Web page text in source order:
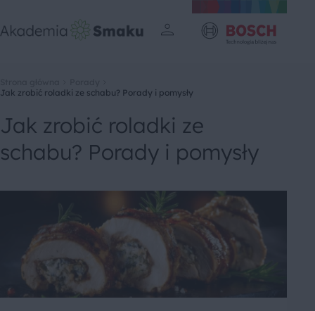
Jak zrobić roladki ze schabu? Porady i pomysły
Jak zrobić roladki ze
schabu? Porady i pomysły